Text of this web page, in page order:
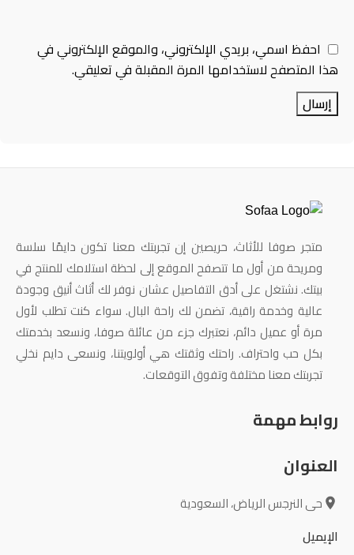
احفظ اسمي، بريدي الإلكتروني، والموقع الإلكتروني في
هذا المتصفح لاستخدامها المرة المقبلة في تعليقي.
متجر صوفا للأثاث، حريصين إن تجربتك معنا تكون دايمًا سلسة
ومريحة من أول ما تتصفح الموقع إلى لحظة استلامك للمنتج في
بيتك. نشتغل على أدق التفاصيل عشان نوفر لك أثاث أنيق وجودة
عالية وخدمة راقية، تضمن لك راحة البال. سواء كنت تطلب لأول
مرة أو عميل دائم، نعتبرك جزء من عائلة صوفا، ونسعد بخدمتك
بكل حب واحتراف. راحتك وثقتك هي أولويتنا، ونسعى دايم نخلي
تجربتك معنا مختلفة وتفوق التوقعات.
روابط مهمة
العنوان
حى النرجس الرياض، السعودية
الإيميل